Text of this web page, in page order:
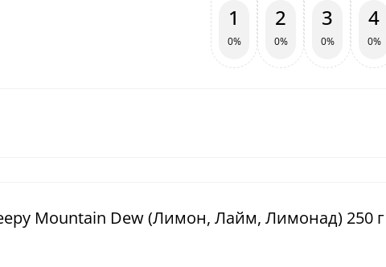
1
0%
2
0%
3
0%
4
0%
Mountain Dew (Лимон, Лайм, Лимонад) 250 г